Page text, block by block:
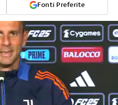
Fonti Preferite